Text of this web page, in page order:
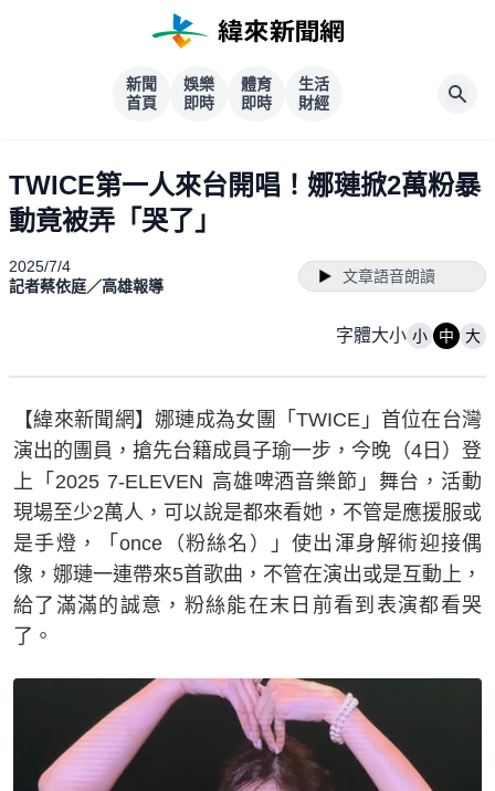
新聞
首頁
娛樂
即時
體育
即時
生活
財經
TWICE第一人來台開唱！娜璉掀2萬粉暴
動竟被弄「哭了」
2025/7/4
記者蔡依庭／高雄報導
文章語音朗讀
字體大小 小 中 大
【緯來新聞網】娜璉成為女團「TWICE」首位在台灣
演出的團員，搶先台籍成員子瑜一步，今晚（4日）登
上「2025 7-ELEVEN 高雄啤酒音樂節」舞台，活動
現場至少2萬人，可以說是都來看她，不管是應援服或
是手燈，「once（粉絲名）」使出渾身解術迎接偶
像，娜璉一連帶來5首歌曲，不管在演出或是互動上，
給了滿滿的誠意，粉絲能在末日前看到表演都看哭
了。